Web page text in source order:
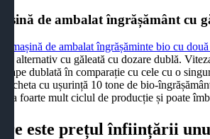
de ambalat îngrășământ cu
mașină de ambalat îngrășăminte bio cu
alternativ cu găleată cu dozare dublă.
dublată în comparație cu cele cu o
cu ușurință 10 tone de bio-
foarte mult ciclul de producție și poate
este prețul înființării